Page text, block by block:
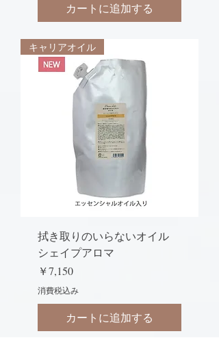
カートに追加する
キャリアオイル
拭き取りのいらないオイル
シェイプアロマ
価格
￥7,150
消費税込み
カートに追加する